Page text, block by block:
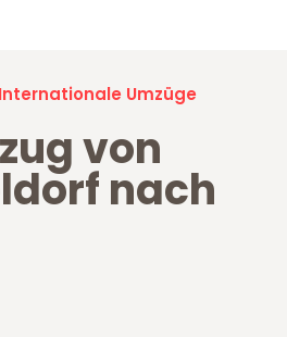
Umzüge
von
nach